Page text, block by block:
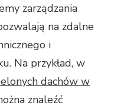
zarządzania
na zdalne
i
Na przykład, w
dachów w
znaleźć